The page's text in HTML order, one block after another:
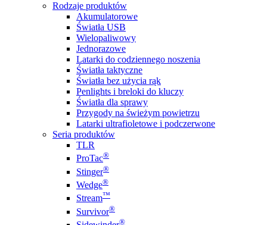
Rodzaje produktów
Akumulatorowe
Światła USB
Wielopaliwowy
Jednorazowe
Latarki do codziennego noszenia
Światła taktyczne
Światła bez użycia rąk
Penlights i breloki do kluczy
Światła dla sprawy
Przygody na świeżym powietrzu
Latarki ultrafioletowe i podczerwone
Seria produktów
TLR
ProTac®
Stinger®
Wedge®
Stream™
Survivor®
®